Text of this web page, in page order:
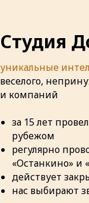
Студия
уникальные
веселого,
и компаний
за 15 лет
рубежом
регулярно
«Останкино» и
действует
нас выбирают